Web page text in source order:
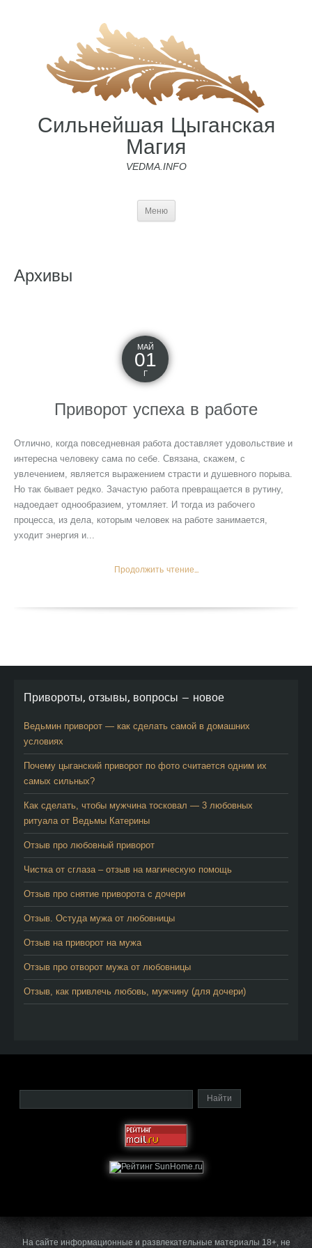
Сильнейшая Цыганская
Магия
VEDMA.INFO
Меню
Архивы
МАЙ
01
Г
Приворот успеха в работе
Отлично, когда повседневная работа доставляет удовольствие и
интересна человеку сама по себе. Связана, скажем, с
увлечением, является выражением страсти и душевного порыва.
Но так бывает редко. Зачастую работа превращается в рутину,
надоедает однообразием, утомляет. И тогда из рабочего
процесса, из дела, которым человек на работе занимается,
уходит энергия и...
Продолжить чтение...
Привороты, отзывы, вопросы — новое
Ведьмин приворот — как сделать самой в домашних
условиях
Почему цыганский приворот по фото считается одним их
самых сильных?
Как сделать, чтобы мужчина тосковал — 3 любовных
ритуала от Ведьмы Катерины
Отзыв про любовный приворот
Чистка от сглаза – отзыв на магическую помощь
Отзыв про снятие приворота с дочери
Отзыв. Остуда мужа от любовницы
Отзыв на приворот на мужа
Отзыв про отворот мужа от любовницы
Отзыв, как привлечь любовь, мужчину (для дочери)
На сайте информационные и развлекательные материалы 18+, не